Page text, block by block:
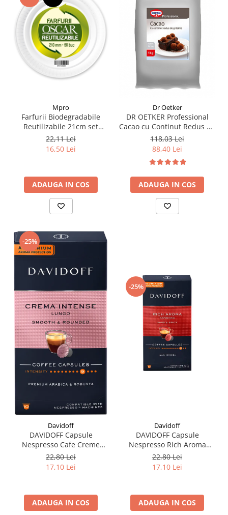
Mpro
Farfurii Biodegradabile
Reutilizabile 21cm set
50buc
22,11 Lei
16,50 Lei
ADAUGA IN COS
Dr Oetker
DR OETKER Professional
Cacao cu Continut Redus de
Grasime 1Kg
118,03 Lei
88,40 Lei
ADAUGA IN COS
-25%
Davidoff
DAVIDOFF Capsule
Nespresso Cafe Creme
Intense Lungo 10x5.5g
22,80 Lei
17,10 Lei
ADAUGA IN COS
-25%
Davidoff
DAVIDOFF Capsule
Nespresso Rich Aroma
Espresso 10x5.5g
22,80 Lei
17,10 Lei
ADAUGA IN COS